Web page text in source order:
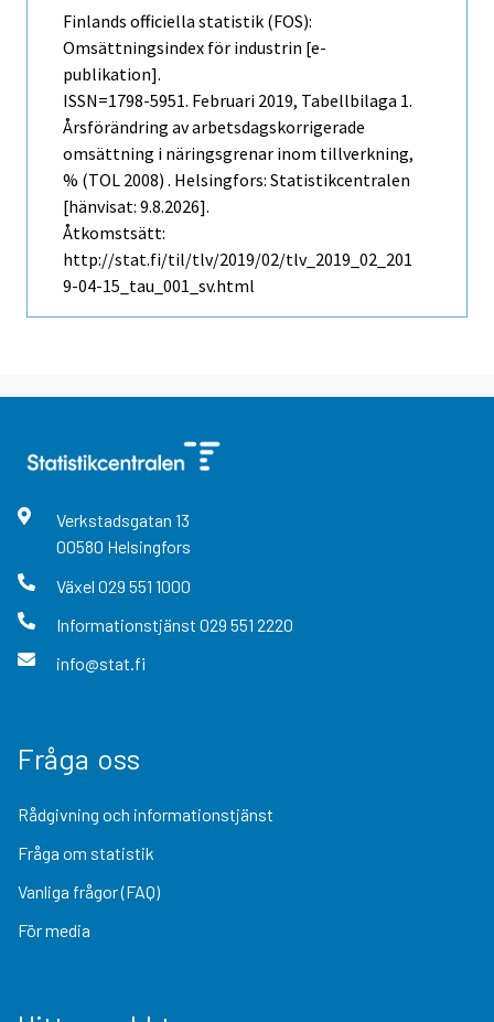
Finlands officiella statistik (FOS):
Omsättningsindex för industrin [e-
publikation].
ISSN=1798-5951. Februari 2019, Tabellbilaga 1.
Årsförändring av arbetsdagskorrigerade
omsättning i näringsgrenar inom tillverkning,
% (TOL 2008) . Helsingfors: Statistikcentralen
[hänvisat: 9.8.2026].
Åtkomstsätt:
http://stat.fi/til/tlv/2019/02/tlv_2019_02_201
9-04-15_tau_001_sv.html
Verkstadsgatan 13
00580 Helsingfors
Växel 029 551 1000
Informationstjänst 029 551 2220
info@stat.fi
Fråga oss
Rådgivning och informationstjänst
Fråga om statistik
Vanliga frågor (FAQ)
För media